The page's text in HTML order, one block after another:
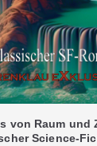
von Raum und
Science-